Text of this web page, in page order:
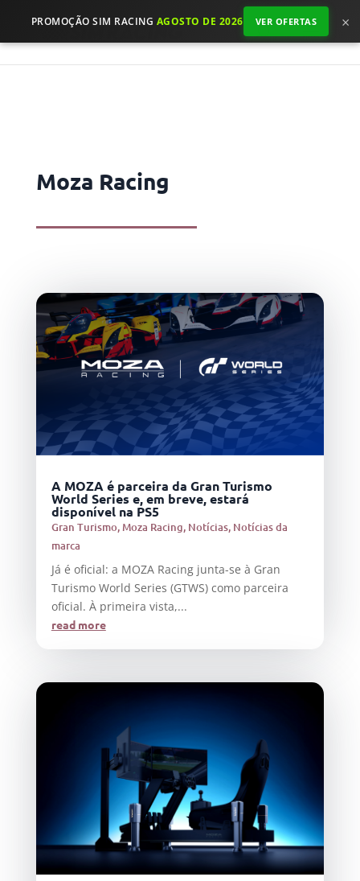
PROMOÇÃO SIM RACING AGOSTO DE 2026 VER OFERTAS ×
Moza Racing
A MOZA é parceira da Gran Turismo
World Series e, em breve, estará
disponível na PS5
Gran Turismo,Moza Racing, Notícias, Notícias da
marca
Já é oficial: a MOZA Racing junta-se à Gran
Turismo World Series (GTWS) como parceira
oficial. À primeira vista,...
read more